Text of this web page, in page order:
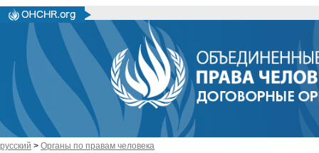
русский > Органы по правам человека